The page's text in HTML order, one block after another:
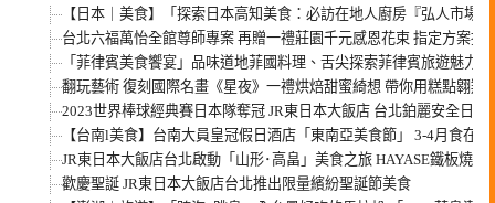
【日本｜美食】「探索日本高知美食：必訪在地人廚房『弘人市場
台北六福萬怡全館尊師專案 再贈一禮莊園千元感恩花束 指定方案揪
「菲律賓美食饗宴」品味道地菲國料理、舌尖探索菲律賓旅遊魅力
翻玩藝術 復刻國際名畫《星夜》一禮烘焙甜蜜綺想 帶你用糕點翱翔
2023世界棒球經典賽日本隊奪冠 JR東日本大飯店 台北鉑麗安全日
【台南l美食】台南大員皇冠假日酒店「東南亞美食節」 3-4月食在
JR東日本大飯店台北啟動「山形･高畠」美食之旅 HAYASE鐵板燒
歡慶聖誕 JR東日本大飯店台北推出限量繽紛聖誕節美食